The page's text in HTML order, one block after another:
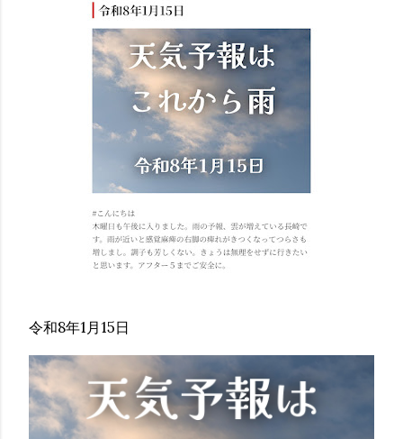
令和8年1月15日